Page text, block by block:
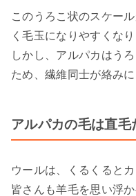
このうろこ状のスケー
く毛玉になりやすくなり
しかし、アルパカはう
ため、繊維同士が絡み
アルパカの毛は直毛
ウールは、くるくると
皆さんも羊毛を思い浮